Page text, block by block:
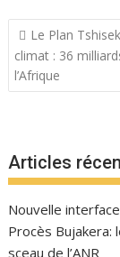
Navigation
de
l’article
Le Plan
climat : 36
l’Afrique
Articles
Nouvelle
Procès Bujakera:
sceau de l’ANR